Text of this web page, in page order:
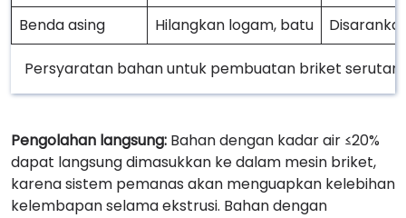
Benda asing
Hilangkan logam, batu
Persyaratan bahan untuk pembuatan briket serutan
Pengolahan langsung: Bahan dengan kadar air ≤20%
dapat langsung dimasukkan ke dalam mesin briket,
karena sistem pemanas akan menguapkan kelebihan
kelembapan selama ekstrusi. Bahan dengan